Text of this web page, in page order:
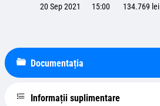
20 Sep 2021 15:00 134.769 lei
Documentația
Informații suplimentare